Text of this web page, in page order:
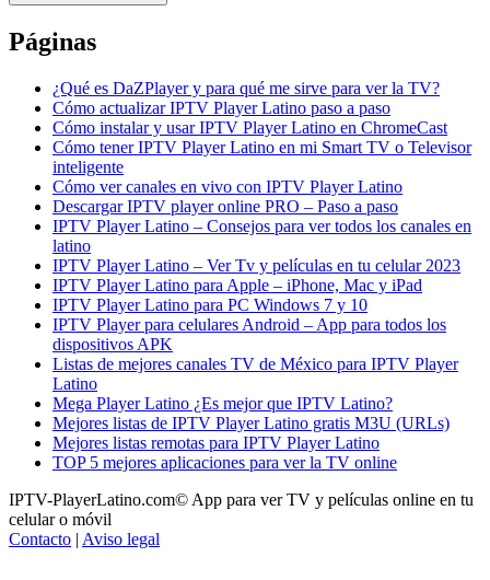
Páginas
¿Qué es DaZPlayer y para qué me sirve para ver la TV?
Cómo actualizar IPTV Player Latino paso a paso
Cómo instalar y usar IPTV Player Latino en ChromeCast
Cómo tener IPTV Player Latino en mi Smart TV o Televisor
inteligente
Cómo ver canales en vivo con IPTV Player Latino
Descargar IPTV player online PRO – Paso a paso
IPTV Player Latino – Consejos para ver todos los canales en
latino
IPTV Player Latino – Ver Tv y películas en tu celular 2023
IPTV Player Latino para Apple – iPhone, Mac y iPad
IPTV Player Latino para PC Windows 7 y 10
IPTV Player para celulares Android – App para todos los
dispositivos APK
Listas de mejores canales TV de México para IPTV Player
Latino
Mega Player Latino ¿Es mejor que IPTV Latino?
Mejores listas de IPTV Player Latino gratis M3U (URLs)
Mejores listas remotas para IPTV Player Latino
TOP 5 mejores aplicaciones para ver la TV online
IPTV-PlayerLatino.com© App para ver TV y películas online en tu
celular o móvil
Contacto | Aviso legal